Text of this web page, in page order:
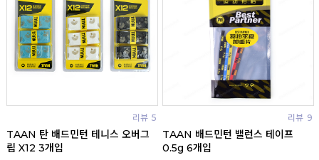
리뷰 5
TAAN 탄 배드민턴 테니스 오버그
립 X12 3개입
리뷰 9
TAAN 배드민턴 밸런스 테이프
0.5g 6개입